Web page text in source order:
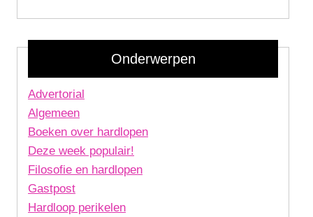
Onderwerpen
Advertorial
Algemeen
Boeken over hardlopen
Deze week populair!
Filosofie en hardlopen
Gastpost
Hardloop perikelen